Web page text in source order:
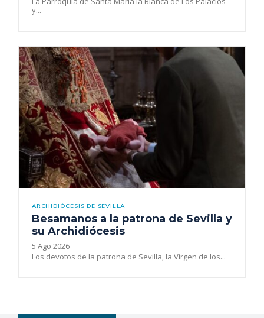
y...
ARCHIDIÓCESIS DE SEVILLA
Besamanos a la patrona de Sevilla y
su Archidiócesis
5 Ago 2026
Los devotos de la patrona de Sevilla, la Virgen de los...